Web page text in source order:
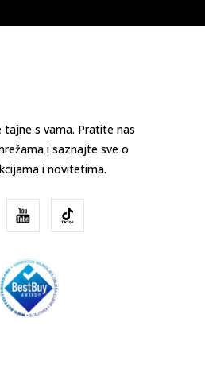
tajne s vama. Pratite nas
i saznajte sve o
i novitetima.